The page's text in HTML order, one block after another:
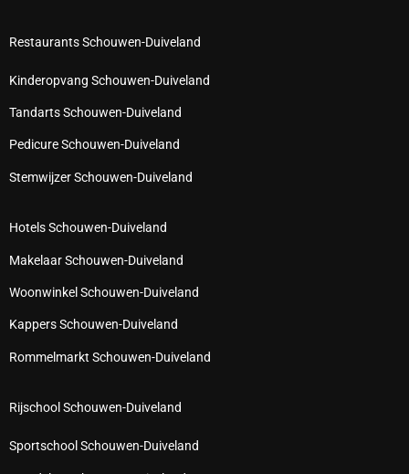
Restaurants Schouwen-Duiveland
Kinderopvang Schouwen-Duiveland
Tandarts Schouwen-Duiveland
Pedicure Schouwen-Duiveland
Stemwijzer Schouwen-Duiveland
Hotels Schouwen-Duiveland
Makelaar Schouwen-Duiveland
Woonwinkel Schouwen-Duiveland
Kappers Schouwen-Duiveland
Rommelmarkt Schouwen-Duiveland
Rijschool Schouwen-Duiveland
Sportschool Schouwen-Duiveland